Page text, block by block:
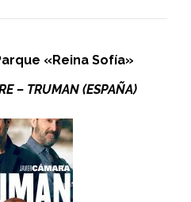
«Reina Sofía»
– TRUMAN (ESPAÑA)